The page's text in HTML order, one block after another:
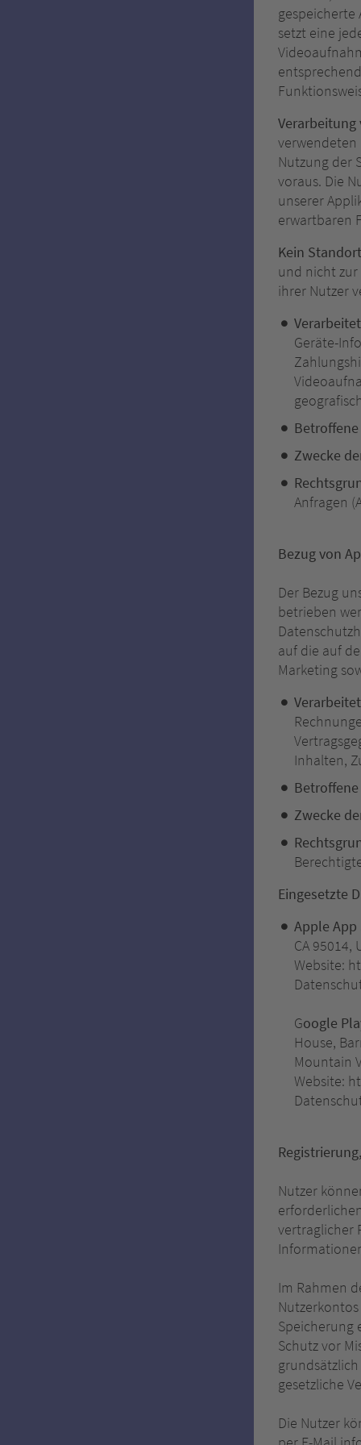
setzt eine
verwendeten
Nutzung der
voraus. Die
unserer
erwartbaren
Kein
und nicht zur
ihrer Nutzer
Geräte-
Zwecke
Anfragen
Bezug von
Der Bezug
betrieben
auf die auf
Marketing
Inhalten,
Zwecke
Eingesetzte
Apple App
CA 95014,
Website:
Google
House,
Mountain
Website:
Nutzer
vertraglicher
Im Rahmen
Speicherung
Schutz vor
gesetzliche
Die Nutzer